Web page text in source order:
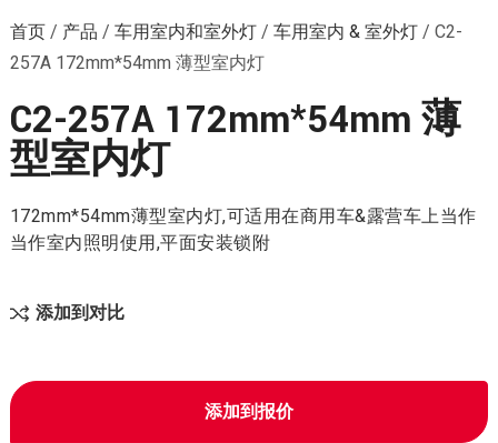
首页/ 产品 / 车用室内和室外灯/ 车用室内 & 室外灯/ C2-
257A 172mm*54mm 薄型室内灯
C2-257A 172mm*54mm 薄
型室内灯
172mm*54mm薄型室内灯,可适用在商用车&露营车上当作
当作室内照明使用,平面安装锁附
添加到对比
添加到报价